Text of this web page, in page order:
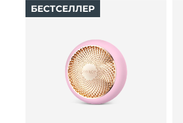
БЕСТСЕЛЛЕР